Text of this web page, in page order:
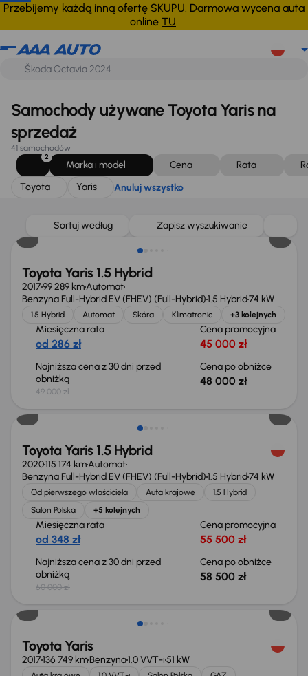
Przebijemy każdą inną ofertę SKUPU. Darmowa wycena auta
online TU.
Toyota Yaris Anuluj wszystko
Samochody używane Toyota Yaris na
sprzedaż
41 samochodów
2
Marka i model Cena Rata
Toyota
Yaris Anuluj wszystko
Sortuj według Zapisz wyszukiwanie
Taniej o 1 000 zł
Toyota Yaris 1.5 Hybrid
201799 289 kmAutomat
Benzyna Full-Hybrid EV (FHEV) (Full-Hybrid)1.5 Hybrid74 kW
1.5 Hybrid Automat Skóra Klimatronic +3 kolejnych
Miesięczna rata
od 286 zł
Cena promocyjna
45 000 zł
Najniższa cena z 30 dni przed
obniżką
49 000 zł
Cena po obniżce
48 000 zł
Taniej o 1 500 zł
Toyota Yaris 1.5 Hybrid
2020115 174 kmAutomat
Benzyna Full-Hybrid EV (FHEV) (Full-Hybrid)1.5 Hybrid74 kW
Od pierwszego właściciela Auta krajowe
1.5 Hybrid
Salon Polska
+5 kolejnych
Miesięczna rata
od 348 zł
Cena promocyjna
55 500 zł
Najniższa cena z 30 dni przed
obniżką
60 000 zł
Cena po obniżce
58 500 zł
Taniej o 1 000 zł
Toyota Yaris
2017136 749 kmBenzyna1.0 VVT-i51 kW